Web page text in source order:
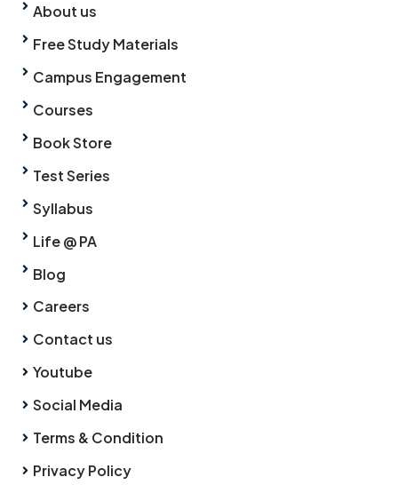
About us
Free Study Materials
Campus Engagement
Courses
Book Store
Test Series
Syllabus
Life @ PA
Blog
Careers
Contact us
Youtube
Social Media
Terms & Condition
Privacy Policy